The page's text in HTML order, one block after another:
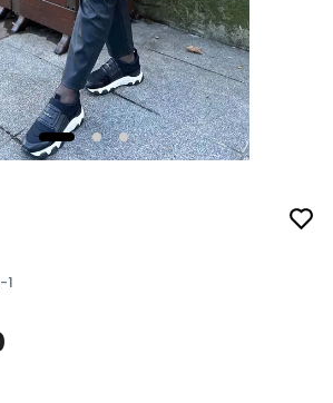
1